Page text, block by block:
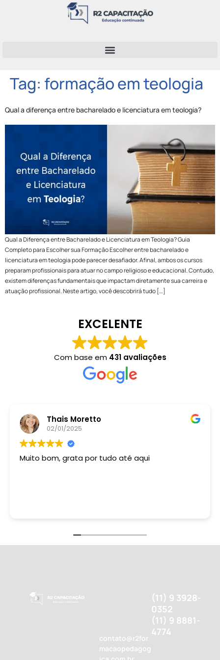
Tag: formação em teologia
Qual a diferença entre bacharelado e licenciatura em teologia?
Qual a Diferença entre Bacharelado e Licenciatura em Teologia? Guia
Completo para Escolher sua Formação Escolher entre bacharelado e
licenciatura em teologia pode parecer desafiador. Afinal, ambos os cursos
preparam profissionais para atuar no campo religioso e educacional. Contudo,
existem diferenças fundamentais que impactam diretamente sua carreira e
atuação profissional. Neste artigo, você descobrirá tudo […]
EXCELENTE
Com base em 431 avaliações
Thais Moretto
02/01/2025
Muito bom, grata por tudo até aqui
contato@r2for
macaopedagog
(11) 9 3928-
0352
(11) 9 8881-
4774